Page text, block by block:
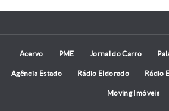
Acervo PME Jornal do Carro
Agência Estado Rádio Eldorado Rádio
Moving Imóveis